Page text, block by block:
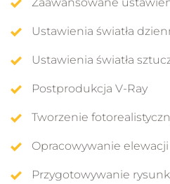
Ustawienia światła
Ustawienia światła
Postprodukcja V-Ray
Tworzenie
Opracowywanie elewacji
Przygotowywanie